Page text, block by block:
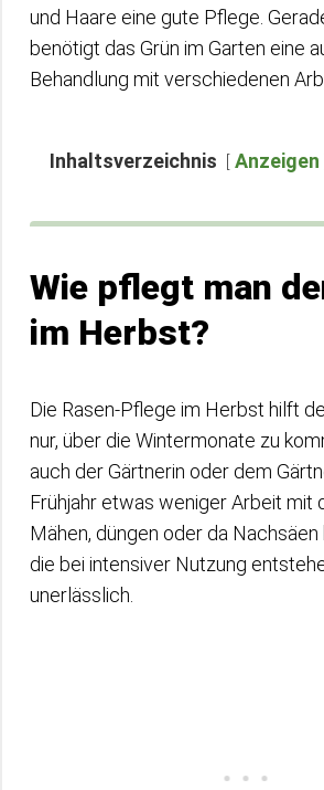
und Haare eine gute Pflege.
benötigt das Grün im Garten eine
Behandlung mit verschiedenen
Inhaltsverzeichnis Anzeigen
Wie pflegt man
im Herbst?
Die Rasen-Pflege im Herbst hilft
nur, über die Wintermonate zu
auch der Gärtnerin oder dem
Frühjahr etwas weniger Arbeit mit
Mähen, düngen oder da Nachsäen
die bei intensiver Nutzung
unerlässlich.